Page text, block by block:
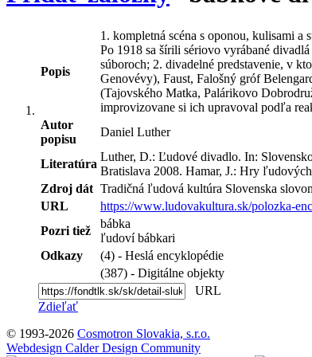
Popis
1. kompletná scéna s oponou, kulisami
Po 1918 sa šírili sériovo vyrábané
súboroch; 2. divadelné predstavenie, v
Genovévy), Faust, Falošný gróf
(Tajovského Matka, Palárikovo
improvizovane si ich upravoval podľa
Autor
popisu
Daniel Luther
Literatúra
Luther, D.: Ľudové divadlo. In:
Bratislava 2008. Hamar, J.: Hry
Zdroj dát Tradičná ľudová kultúra Slovenska
URL
https://www.ludovakultura.sk/polozka-
Pozri tiež
bábka
ľudoví bábkari
Odkazy
(4) - Heslá encyklopédie
(387) - Digitálne objekty
URL
Zdieľať
© 1993-2026 Cosmotron Slovakia, s.r.o.
Webdesign Calder Design Community